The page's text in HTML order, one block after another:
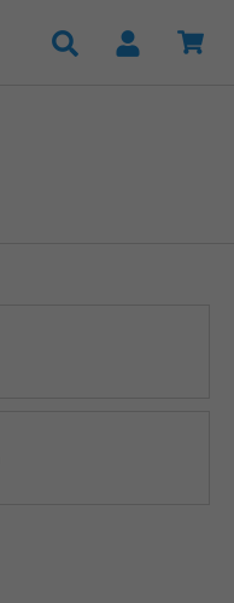
Suche